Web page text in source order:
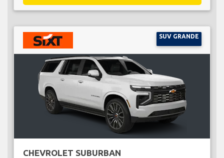
SUV GRANDE
CHEVROLET SUBURBAN